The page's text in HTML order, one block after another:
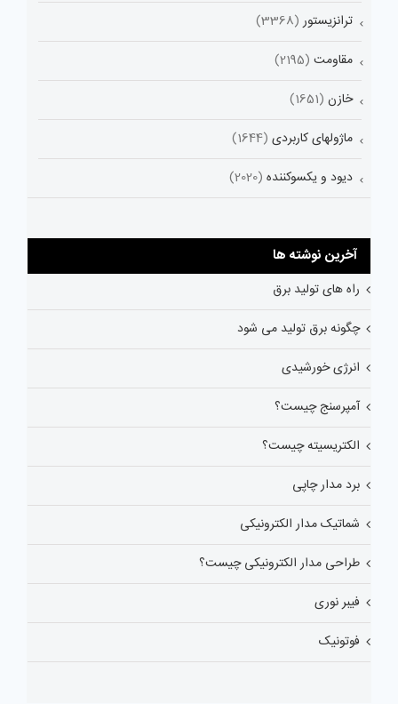
ترانزیستور (3368)
مقاومت (2195)
خازن (1651)
ماژولهای کاربردی (1644)
دیود و یکسوکننده (2020)
آخرین نوشته ها
راه های تولید برق
چگونه برق تولید می شود
انرژی خورشیدی
آمپرسنج چیست؟
الکتریسیته چیست؟
برد مدار چاپی
شماتیک مدار الکترونیکی
طراحی مدار الکترونیکی چیست؟
فیبر نوری
فوتونیک